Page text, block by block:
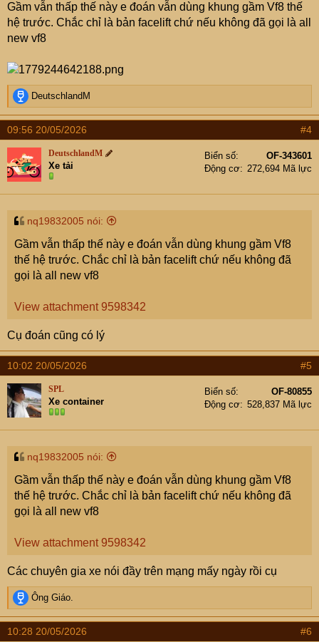
Gầm vẫn thấp thế này e đoán vẫn dùng khung gầm Vf8 thế
hệ trước. Chắc chỉ là bản facelift chứ nếu không đã gọi là all
new vf8
R
e
a
c
t
i
o
n
s
DeutschlandM
09:56 20/05/2026 #4
DeutschlandM
Xe tải
Biển số
OF-343601
Động cơ
272,694 Mã lực
nq19832005 nói:
Gầm vẫn thấp thế này e đoán vẫn dùng khung gầm Vf8
thế hệ trước. Chắc chỉ là bản facelift chứ nếu không đã
gọi là all new vf8
View attachment 9598342
Cụ đoán cũng có lý
10:02 20/05/2026 #5
SPL
Xe container
Biển số
OF-80855
Động cơ
528,837 Mã lực
nq19832005 nói:
Gầm vẫn thấp thế này e đoán vẫn dùng khung gầm Vf8
thế hệ trước. Chắc chỉ là bản facelift chứ nếu không đã
gọi là all new vf8
View attachment 9598342
Các chuyên gia xe nói đầy trên mạng mấy ngày rồi cụ
R
e
a
c
Ông Giáo.
10:28 20/05/2026 #6